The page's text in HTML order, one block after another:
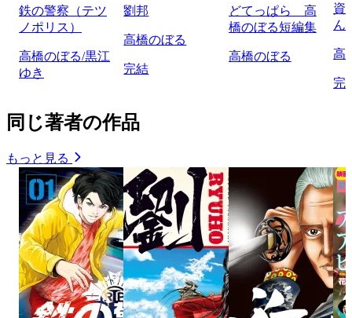
鉄の警察（テツ
ノポリス）
高橋のぼる/黒江
ゆき
劉邦
高橋のぼる
完結
どてっぱら 高
橋のぼる短編集
高橋のぼる
資
ん
高
完
同じ著者の作品
もっと見る